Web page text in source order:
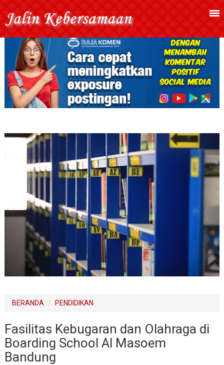
BERANDA PENDIDIKAN
Fasilitas Kebugaran dan Olahraga di
Boarding School Al Masoem
Bandung